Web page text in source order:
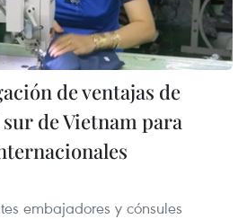
de ventajas de
de Vietnam para
embajadores y cónsules